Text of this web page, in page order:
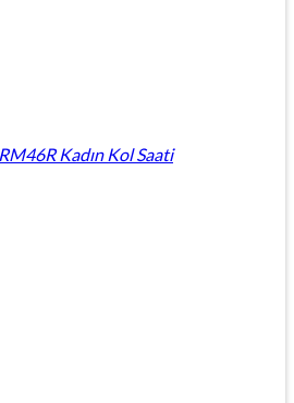
Kadın Kol Saati